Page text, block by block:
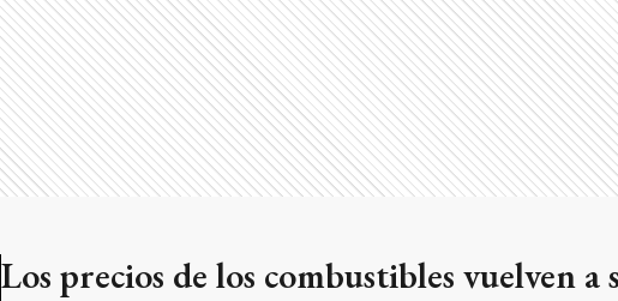
Los precios de los combustibles vuelven